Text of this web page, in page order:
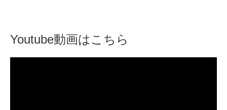
Youtube動画はこちら